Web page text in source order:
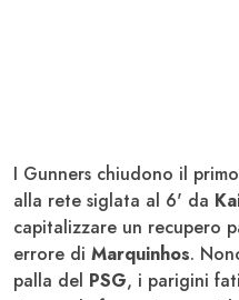
I Gunners chiudono il
alla rete siglata al 6' da
capitalizzare un recupero
errore di Marquinhos.
palla del PSG, i parigini